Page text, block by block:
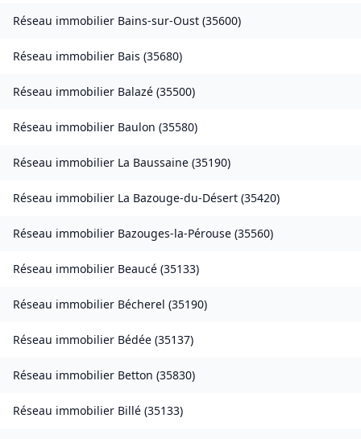
Réseau immobilier Bains-sur-Oust (35600)
Réseau immobilier Bais (35680)
Réseau immobilier Balazé (35500)
Réseau immobilier Baulon (35580)
Réseau immobilier La Baussaine (35190)
Réseau immobilier La Bazouge-du-Désert (35420)
Réseau immobilier Bazouges-la-Pérouse (35560)
Réseau immobilier Beaucé (35133)
Réseau immobilier Bécherel (35190)
Réseau immobilier Bédée (35137)
Réseau immobilier Betton (35830)
Réseau immobilier Billé (35133)